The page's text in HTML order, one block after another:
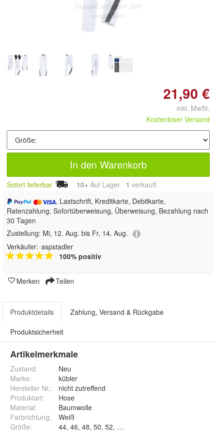
Doppelt antippen zum
vergrößern
21,90 €
inkl. MwSt.
Kostenloser Versand
In den Warenkorb
Sofort lieferbar 10+ Auf Lager 1 verkauft
, Lastschrift, Kreditkarte, Debitkarte,
Ratenzahlung, Sofortüberweisung, Überweisung, Bezahlung nach
30 Tagen
Zustellung: Mi, 12. Aug. bis Fr, 14. Aug.
Verkäufer: aspstadler
100% positiv
Merken Teilen
Produktdetails Zahlung, Versand & Rückgabe
Produktsicherheit
Artikelmerkmale
Zustand:
Neu
Marke:
kübler
Hersteller Nr.:
nicht zutreffend
Produktart:
Hose
Material:
Baumwolle
Farbrichtung:
Weiß
Größe: